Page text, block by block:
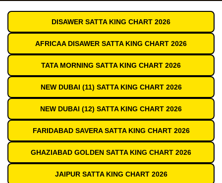
DISAWER SATTA KING CHART 2026
AFRICAA DISAWER SATTA KING CHART 2026
TATA MORNING SATTA KING CHART 2026
NEW DUBAI (11) SATTA KING CHART 2026
NEW DUBAI (12) SATTA KING CHART 2026
FARIDABAD SAVERA SATTA KING CHART 2026
GHAZIABAD GOLDEN SATTA KING CHART 2026
JAIPUR SATTA KING CHART 2026